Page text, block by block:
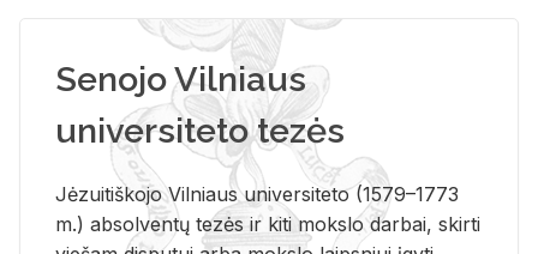
Senojo Vilniaus
universiteto tezės
Jėzuitiškojo Vilniaus universiteto (1579–1773
m.) absolventų tezės ir kiti mokslo darbai, skirti